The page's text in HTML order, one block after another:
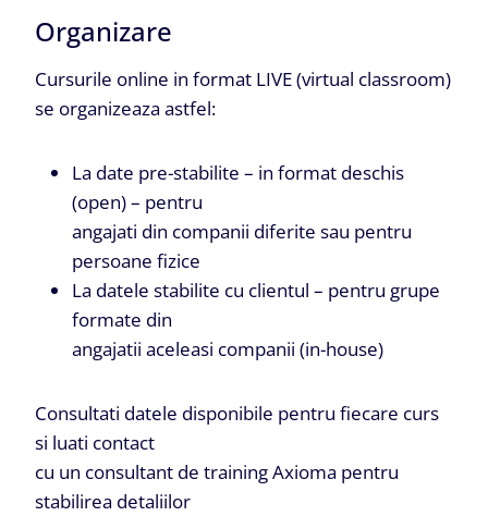
Organizare
Cursurile online in format LIVE (virtual classroom)
se organizeaza astfel:
La date pre-stabilite – in format deschis
(open) – pentru
angajati din companii diferite sau pentru
persoane fizice
La datele stabilite cu clientul – pentru grupe
formate din
angajatii aceleasi companii (in-house)
Consultati datele disponibile pentru fiecare curs
si luati contact
cu un consultant de training Axioma pentru
stabilirea detaliilor